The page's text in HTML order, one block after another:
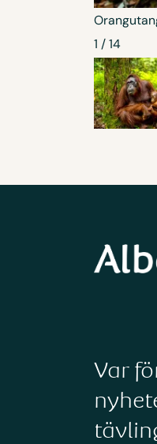
1 /14
Var